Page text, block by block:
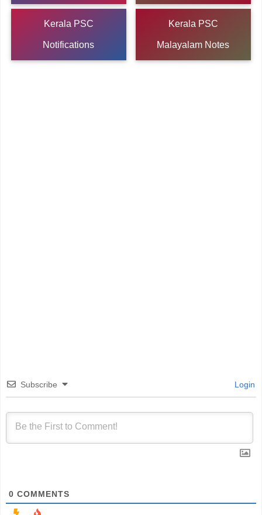
Kerala PSC
Notifications
Kerala PSC
Malayalam Notes
Subscribe Login
0 COMMENTS